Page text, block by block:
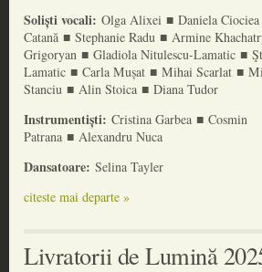
Soliști vocali: Olga Alixei ■ Daniela Ciociea
Catană ■ Stephanie Radu ■ Armine
Grigoryan ■ Gladiola Nitulescu-Lamatic ■
Lamatic ■ Carla Mușat ■ Mihai Scarlat ■
Stanciu ■ Alin Stoica ■ Diana Tudor
Instrumentiști: Cristina Garbea ■ Cosmin
Patrana ■ Alexandru Nuca
Dansatoare: Selina Tayler
citeste mai departe »
Livratorii de Lumină